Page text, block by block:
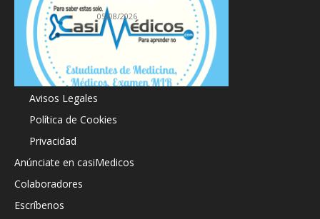
05/08/2026
Acerca de
Avisos Legales
Política de Cookies
Privacidad
Anúnciate en casiMedicos
Colaboradores
Escríbenos